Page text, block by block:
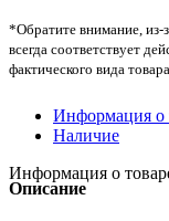
*Обратите внимание, из-
всегда соответствует
фактического вида
Информация о
Наличие
Информация о
Описание